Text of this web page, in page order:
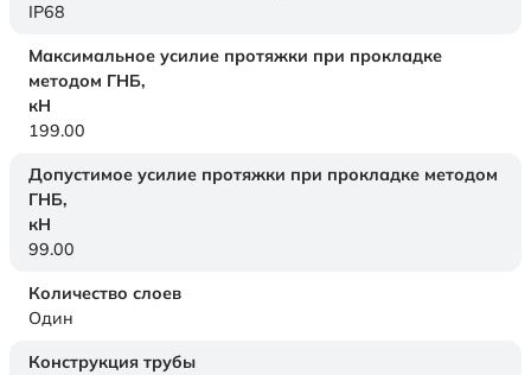
IP68
Максимальное усилие протяжки при прокладке
методом ГНБ,
кН
199.00
Допустимое усилие протяжки при прокладке методом
ГНБ,
кН
99.00
Количество слоев
Один
Конструкция трубы